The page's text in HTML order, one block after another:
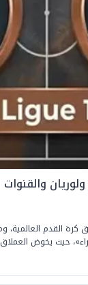
والقنوات
كرة القدم
«حديقة الأمراء»، حيث